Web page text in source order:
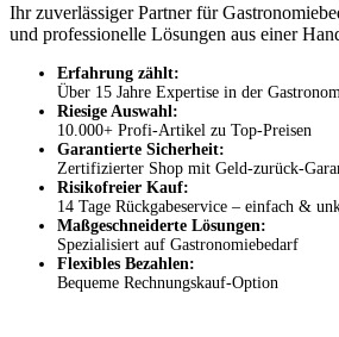
Ihr zuverlässiger Partner für
und professionelle Lösungen aus einer
Erfahrung zählt:
Über 15 Jahre Expertise in der
Riesige Auswahl:
10.000+ Profi-Artikel zu Top-Preisen
Garantierte Sicherheit:
Zertifizierter Shop mit Geld-zurück-
Risikofreier Kauf:
14 Tage Rückgabeservice – einfach &
Maßgeschneiderte Lösungen:
Spezialisiert auf Gastronomiebedarf
Flexibles Bezahlen:
Bequeme Rechnungskauf-Option